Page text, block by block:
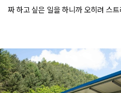
짜 하고 싶은 일을 하니까 오히려 스